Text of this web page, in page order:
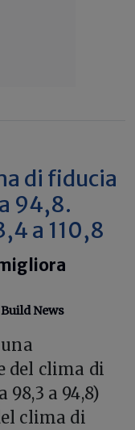
di fiducia
94,8.
a 110,8
News
del clima di
a 94,8)
clima di